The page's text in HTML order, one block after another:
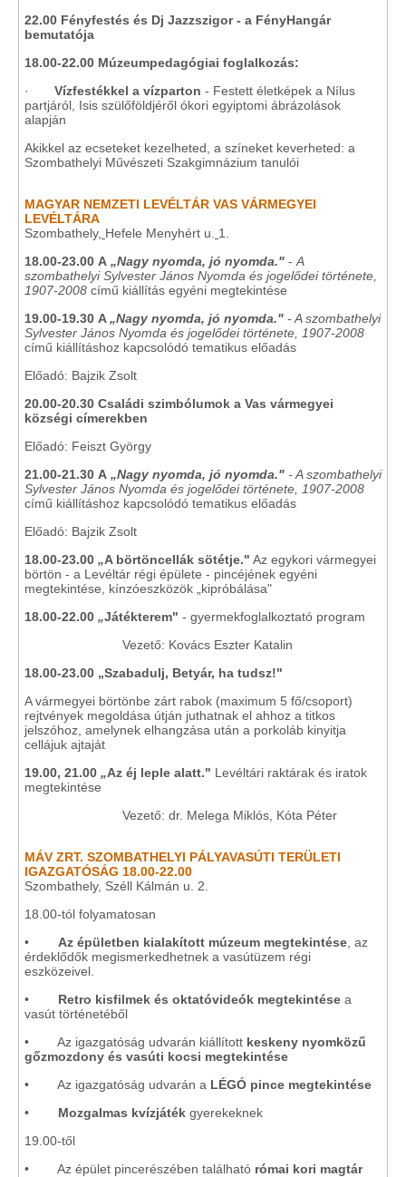
22.00 Fényfestés és Dj Jazzszigor- a FényHangár
bemutatója
18.00-22.00 Múzeumpedagógiai foglalkozás:
· Vízfestékkel a vízparton - Festett életképek a Nílus
partjáról, Isis szülőföldjéről ókori egyiptomi ábrázolások
alapján
Akikkel az ecseteket kezelheted, a színeket keverheted: a
Szombathelyi Művészeti Szakgimnázium tanulói
MAGYAR NEMZETI LEVÉLTÁR VAS VÁRMEGYEI
LEVÉLTÁRA
Szombathely, Hefele Menyhért u.
1.
18.00-23.00 A „Nagy nyomda, jó nyomda." - A
szombathelyi Sylvester János Nyomda és jogelődei története,
1907-2008 című kiállítás egyéni megtekintése
19.00-19.30 A„Nagy nyomda, jó nyomda." - A szombathelyi
Sylvester János Nyomda és jogelődei története, 1907-2008
című kiállításhoz kapcsolódó tematikus előadás
Előadó: Bajzik Zsolt
20.00-20.30 Családi szimbólumok a Vas vármegyei
községi címerekben
Előadó: Feiszt György
21.00-21.30 A „Nagy nyomda, jó nyomda." - A szombathelyi
Sylvester János Nyomda és jogelődei története, 1907-2008
című kiállításhoz kapcsolódó tematikus előadás
Előadó: Bajzik Zsolt
18.00-23.00 „A börtöncellák sötétje." Az egykori vármegyei
börtön - a Levéltár régi épülete - pin­cé­jé­nek egyéni
megtekintése, kín­zó­esz­kö­zök „kipróbálása"
18.00-22.00 „Játékterem" - gyermekfoglalkoztató program
Vezető: Kovács Eszter Katalin
18.00-23.00 „Szabadulj, Betyár, ha tudsz!"
A vármegyei börtönbe zárt rabok (maximum 5 fő/csoport)
rejtvények megoldása útján juthatnak el ahhoz a titkos
jelszóhoz, amelynek elhangzása után a porkoláb kinyitja
cellájuk ajtaját
19.00, 21.00 „Az éj leple alatt." Levéltári raktárak és iratok
megtekintése
Vezető: dr. Melega Miklós, Kóta Péter
MÁV ZRT. SZOMBATHELYI PÁLYAVASÚTI TERÜLETI
IGAZGATÓSÁG 18.00-22.00
Szombathely, Széll Kálmán u. 2.
18.00-tól folyamatosan
• Az épületben kialakított múzeum megtekintése , az
érdeklődők megismerkedhetnek a vasútüzem régi
eszközeivel.
• Retro kisfilmek és oktatóvideók megtekintése a
vasút történetéből
• Az igazgatóság udvarán kiállított keskeny nyomközű
gőzmozdony és vasúti kocsi megtekintése
• Az igazgatóság udvarán a LÉGÓ pince megtekintése
• Mozgalmas kvízjáték gyerekeknek
19.00-től
• Az épület pincerészében található római kori magtár